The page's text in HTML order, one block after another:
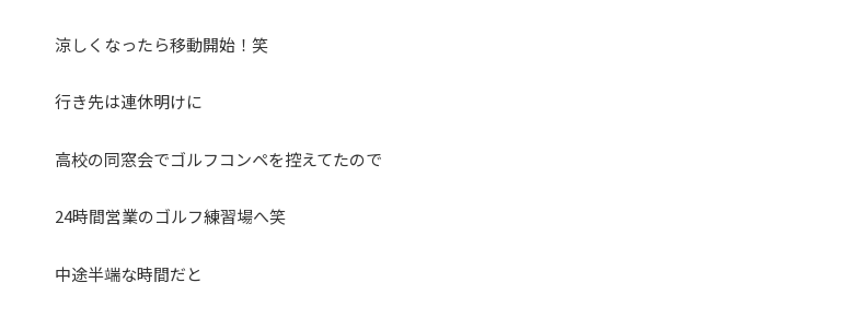
涼しくなったら移動開始！笑
行き先は連休明けに
高校の同窓会でゴルフコンペを控えてたので
24時間営業のゴルフ練習場へ笑
中途半端な時間だと